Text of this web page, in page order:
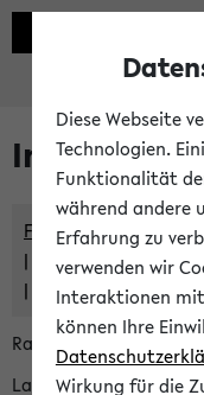
Im eKVV
Freie Räume und
Hinweise der
Raumanfragen:
Lassen Sie sich alle
Diese Webseite
Technologien.
Funktionalität
während andere
Erfahrung zu
verwenden wir
Interaktionen mit
können Ihre
Wirkung für die